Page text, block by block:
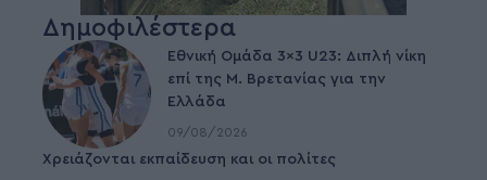
Δημοφιλέστερα
Εθνική Ομάδα 3×3 U23: Διπλή νίκη
επί της Μ. Βρετανίας για την
Ελλάδα
09/08/2026
Χρειάζονται εκπαίδευση και οι πολίτες